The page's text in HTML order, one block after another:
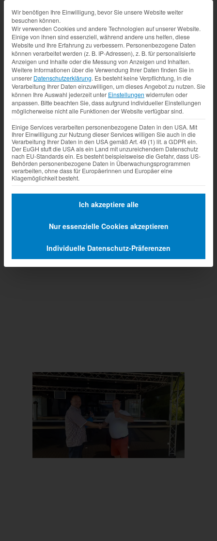
Prev Next
Datenschutz-Präferenz
Wir benötigen Ihre Einwilligung, bevor Sie unsere Website weiter
besuchen können.
Wir verwenden Cookies und andere Technologien auf unserer Website.
Einige von ihnen sind essenziell, während andere uns helfen, diese
Website und Ihre Erfahrung zu verbessern. Personenbezogene Daten
können verarbeitet werden (z. B. IP-Adressen), z. B. für personalisierte
Anzeigen und Inhalte oder die Messung von Anzeigen und Inhalten.
Weitere Informationen über die Verwendung Ihrer Daten finden Sie in
unserer Datenschutzerklärung. Es besteht keine Verpflichtung, in die
Verarbeitung Ihrer Daten einzuwilligen, um dieses Angebot zu nutzen. Sie
können Ihre Auswahl jederzeit unter Einstellungen widerrufen oder
anpassen. Bitte beachten Sie, dass aufgrund individueller Einstellungen
möglicherweise nicht alle Funktionen der Website verfügbar sind.
Einige Services verarbeiten personenbezogene Daten in den USA. Mit
Ihrer Einwilligung zur Nutzung dieser Services willigen Sie auch in die
Verarbeitung Ihrer Daten in den USA gemäß Art. 49 (1) lit. a GDPR ein.
Der EuGH stuft die USA als ein Land mit unzureichendem Datenschutz
nach EU-Standards ein. Es besteht beispielsweise die Gefahr, dass US-
Behörden personenbezogene Daten in Überwachungsprogrammen
verarbeiten, ohne dass für Europäerinnen und Europäer eine
Klagemöglichkeit besteht.
Ich akzeptiere alle
Nur essenzielle Cookies akzeptieren
Individuelle Datenschutz-Präferenzen